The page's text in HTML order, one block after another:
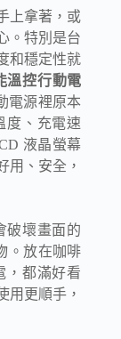
上拿著，或
。特別是台
和穩定性就
溫控行動電
電源裡原本
度、充電速
液晶螢幕
用、安全，
破壞畫面的
。放在咖啡
，都滿好看
用更順手，